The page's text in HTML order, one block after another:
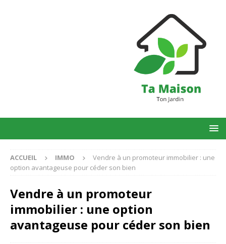
ACCUEIL IMMO
Vendre à un promoteur immobilier : une
option avantageuse pour céder son bien
Vendre à un promoteur
immobilier : une option
avantageuse pour céder son bien